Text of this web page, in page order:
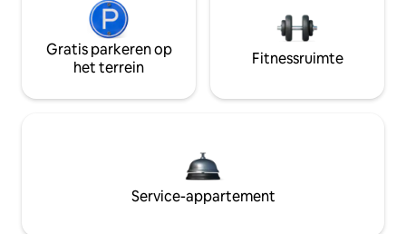
Gratis parkeren op
het terrein
Fitnessruimte
Service-appartement